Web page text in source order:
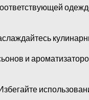
и